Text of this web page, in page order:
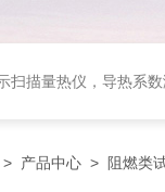
量热仪，导热系数测定仪，炭黑
> 产品中心 > 阻燃类